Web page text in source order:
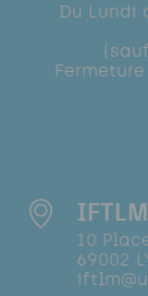
Du Lundi
IFTLM
10
69002